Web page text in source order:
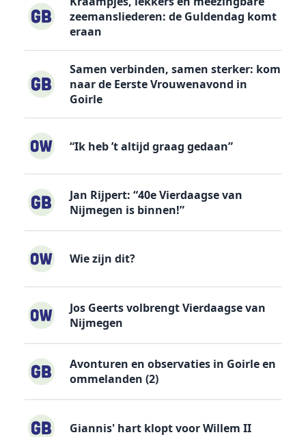
zeemansliederen: de Guldendag komt
eraan
Samen verbinden, samen sterker: kom
naar de Eerste Vrouwenavond in
Goirle
“Ik heb ’t altijd graag gedaan”
Jan Rijpert: “40e Vierdaagse van
Nijmegen is binnen!”
Wie zijn dit?
Jos Geerts volbrengt Vierdaagse van
Nijmegen
Avonturen en observaties in Goirle en
ommelanden (2)
Giannis' hart klopt voor Willem II